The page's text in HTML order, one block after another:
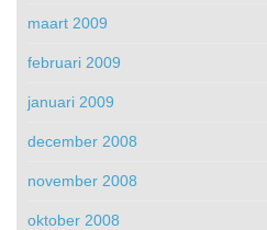
maart 2009
februari 2009
januari 2009
december 2008
november 2008
oktober 2008